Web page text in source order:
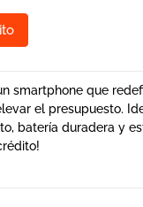
smartphone que
el presupuesto.
batería duradera y